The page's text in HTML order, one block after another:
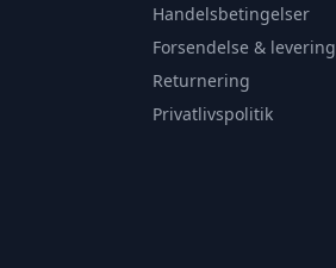
Handelsbetingelser
Forsendelse & levering
Returnering
Privatlivspolitik